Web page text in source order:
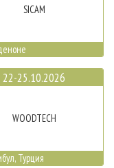
SICAM
22-25.10.2026
WOODTECH
Турция